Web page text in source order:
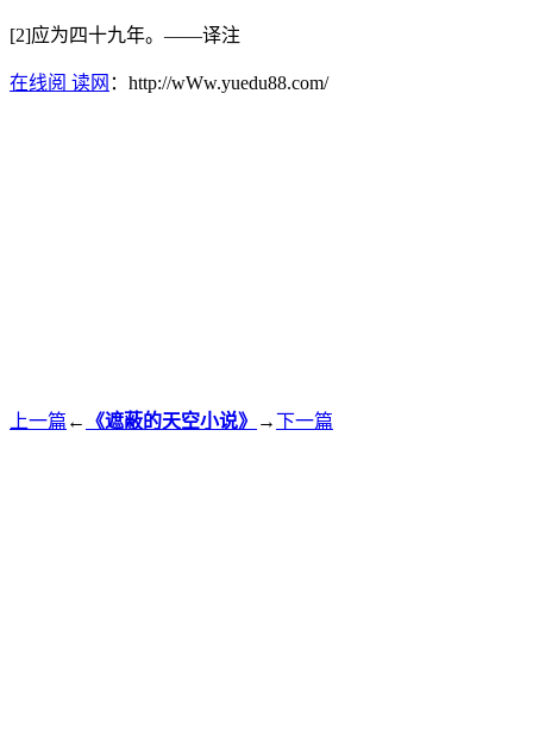
[2]应为四十九年。——译注
在线阅 读网 ：http://wWw.yuedu88.com/
上一篇 ← 《遮蔽的天空小说》 →下一篇